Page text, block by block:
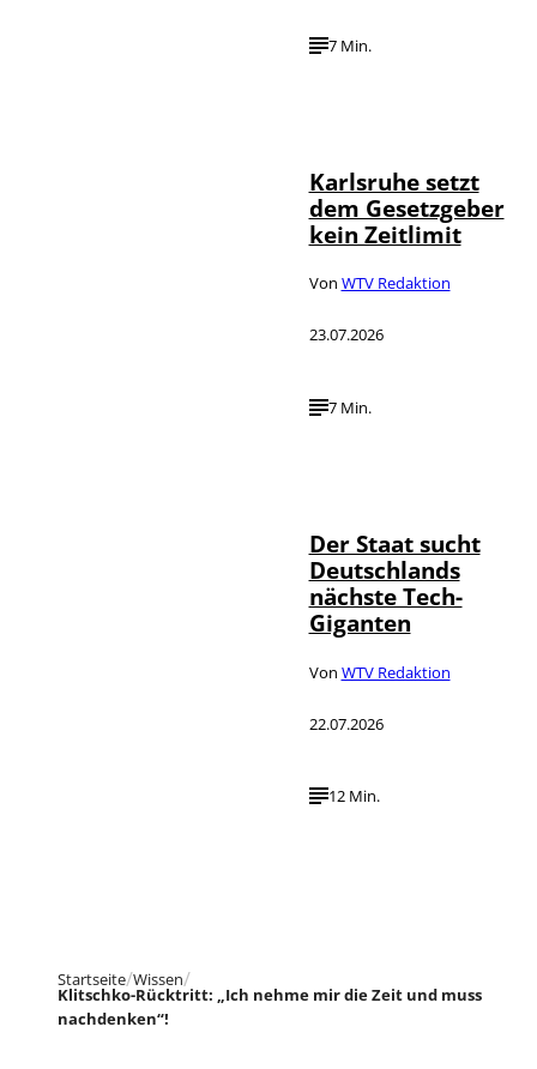
7 Min.
Karlsruhe setzt
dem Gesetzgeber
kein Zeitlimit
Von WTV Redaktion
23.07.2026
7 Min.
Der Staat sucht
Deutschlands
nächste Tech-
Giganten
Von WTV Redaktion
22.07.2026
12 Min.
Startseite Wissen
Klitschko-Rücktritt: „Ich nehme mir die Zeit und muss
nachdenken“!